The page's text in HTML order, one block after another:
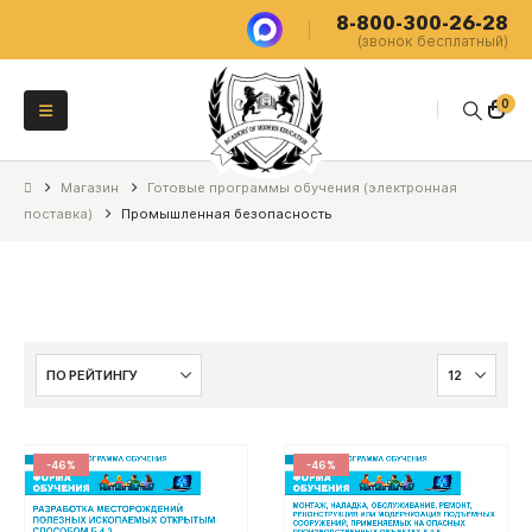
8-800-300-26-28
(звонок бесплатный)
0
Магазин
Готовые программы обучения (электронная
поставка)
Промышленная безопасность
-46% -46%